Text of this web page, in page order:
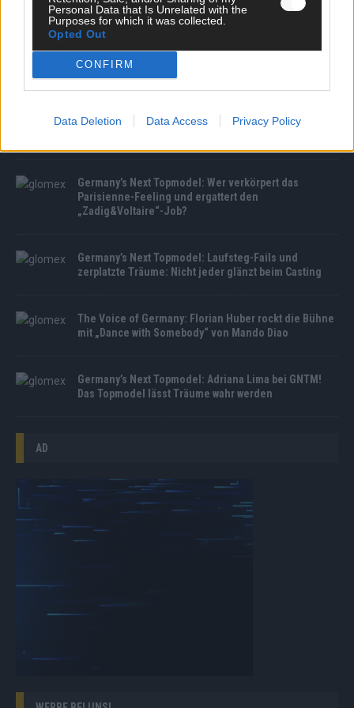
Personal Data that Is Unrelated with the
Purposes for which it was collected.
Opted Out
CONFIRM
Data Deletion Data Access Privacy Policy
MEDIATHEK
The Voice of Germany: Frech, wild & wunderbar: Neo
Germany’s Next Topmodel: Wer verkörpert das
Parisienne-Feeling und ergattert den
„Zadig&Voltaire“-Job?
Germany’s Next Topmodel: Laufsteg-Fails und
zerplatzte Träume: Nicht jeder glänzt beim Casting
The Voice of Germany: Florian Huber rockt die Bühne
mit „Dance with Somebody“ von Mando Diao
Germany’s Next Topmodel: Adriana Lima bei GNTM!
Das Topmodel lässt Träume wahr werden
AD